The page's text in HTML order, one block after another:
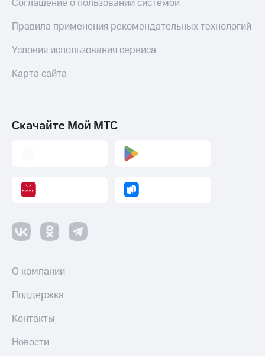
Соглашение о пользовании системой
Правила применения рекомендательных технологий
Условия использования сервиса
Карта сайта
Скачайте Мой МТС
О компании
Поддержка
Контакты
Новости